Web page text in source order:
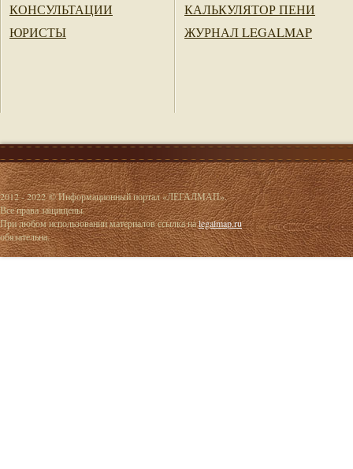
КОНСУЛЬТАЦИИ
ЮРИСТЫ
КАЛЬКУЛЯТОР ПЕНИ
ЖУРНАЛ LEGALMAP
2012 - 2022 © Информационный портал «ЛЕГАЛМАП».
Все права защищены.
При любом использовании материалов ссылка наlegalmap.ru
обязательна.